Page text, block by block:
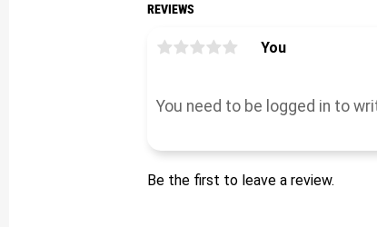
REVIEWS
You
Be the first to leave a review.